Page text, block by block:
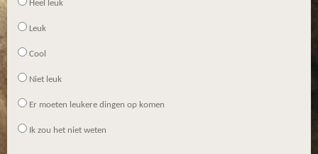
Heel leuk
Leuk
Cool
Niet leuk
Er moeten leukere dingen op komen
Ik zou het niet weten